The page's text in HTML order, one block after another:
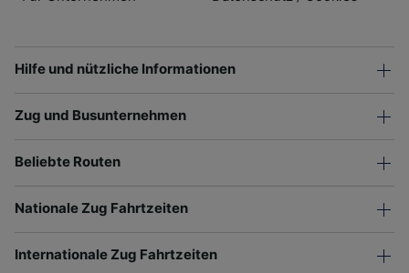
Hilfe und nützliche Informationen
Zug und Busunternehmen
Beliebte Routen
Nationale Zug Fahrtzeiten
Internationale Zug Fahrtzeiten